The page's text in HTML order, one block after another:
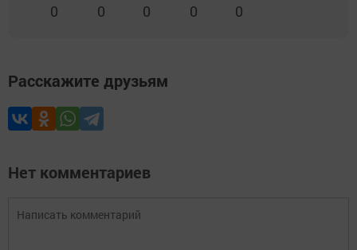
0 0 0 0 0
Расскажите друзьям
Нет комментариев